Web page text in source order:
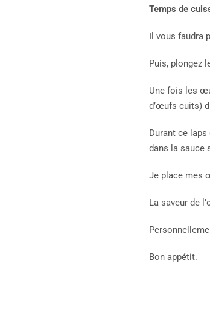
Temps de
Il vous faudra
Puis, plongez
Une fois les
d’œufs cuits)
Durant ce
dans la sauce
Je place mes
La saveur de
Bon appétit.